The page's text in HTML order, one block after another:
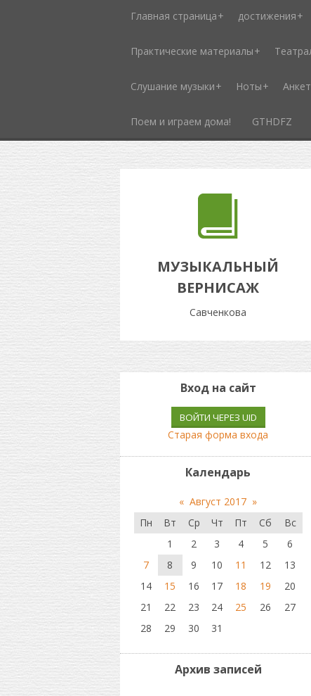
Главная страница достижения
Практические материалы
Слушание музыки Ноты
Поем и играем дома! GTHDFZ
МУЗЫКАЛЬНЫЙ
ВЕРНИСАЖ
Савченкова
Вход на сайт
ВОЙТИ ЧЕРЕЗ UID
Старая форма входа
Календарь
« Август 2017 »
Пн
Вт Ср Чт Пт Сб
Вс
1
2 3 4 5
6
7
8 9 10 11 12
13
14
15 16 17 18 19
20
21
22 23 24 25 26
27
28
29 30 31
Архив записей